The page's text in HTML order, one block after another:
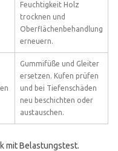
Feuchtigkeit Holz
trocknen und
Oberflächenbehandlung
erneuern.
Gummifüße und Gleiter
ersetzen. Kufen prüfen
und bei Tiefenschäden
neu beschichten oder
austauschen.
mit Belastungstest.